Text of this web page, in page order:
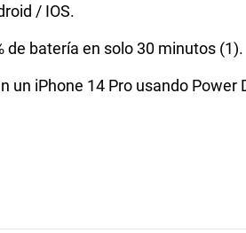
/ IOS.
de batería en solo 30 minutos (1).
un iPhone 14 Pro usando